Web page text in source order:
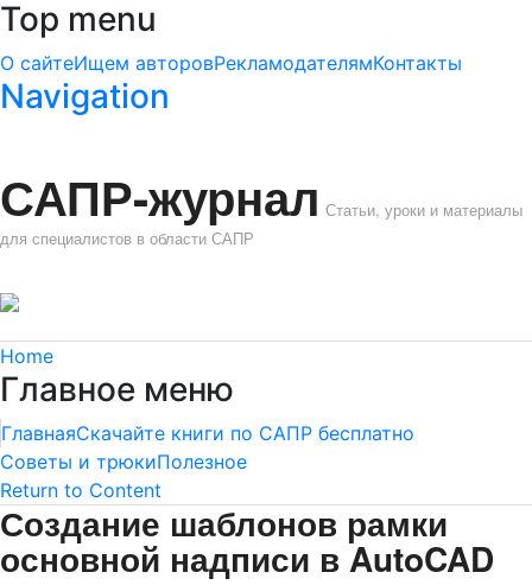
Top menu
О сайтеИщем авторовРекламодателямКонтакты
Navigation
САПР-журнал Статьи, уроки и материалы
для специалистов в области САПР
Home
Главное меню
ГлавнаяСкачайте книги по САПР бесплатно
Советы и трюкиПолезное
Return to Content
Создание шаблонов рамки
основной надписи в AutoCAD